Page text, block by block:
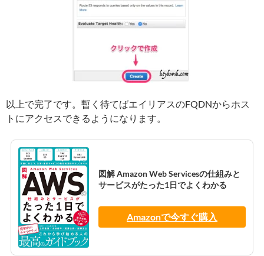
以上で完了です。暫く待てばエイリアスのFQDNからホス
トにアクセスできるようになります。
図解 Amazon Web Servicesの仕組みと
サービスがたった1日でよくわかる
Amazonで今すぐ購入